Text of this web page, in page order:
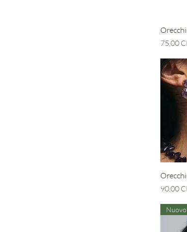
Prezzo
75,00
Prezzo
90,00